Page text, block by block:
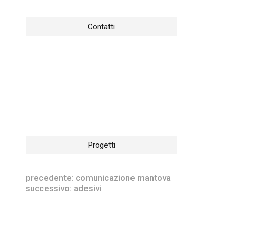
Contatti
Progetti
precedente: comunicazione mantova
successivo: adesivi